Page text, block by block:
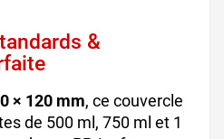
&
× 120 mm, ce couvercle
de 500 ml, 750 ml et 1